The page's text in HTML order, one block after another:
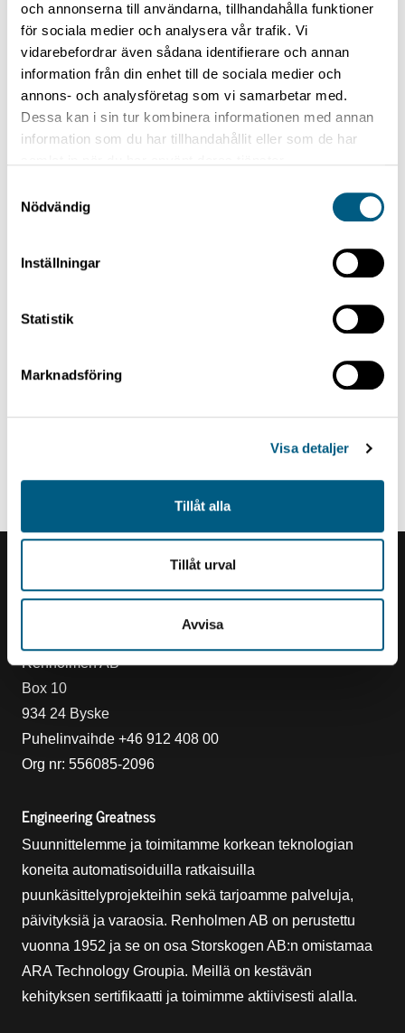
och annonserna till användarna, tillhandahålla funktioner
för sociala medier och analysera vår trafik. Vi
vidarebefordrar även sådana identifierare och annan
information från din enhet till de sociala medier och
annons- och analysföretag som vi samarbetar med.
Dessa kan i sin tur kombinera informationen med annan
information som du har tillhandahållit eller som de har
Nödvändig
Inställningar
Statistik
Marknadsföring
Visa detaljer
Tillåt alla
Tillåt urval
Avvisa
Apuhissi
Apuhissi
Apuhissi
Renholmen AB
Box 10
934 24 Byske
Puhelinvaihde +46 912 408 00
Org nr: 556085-2096
Engineering Greatness
Suunnittelemme ja toimitamme korkean teknologian
koneita automatisoiduilla ratkaisuilla
puunkäsittelyprojekteihin sekä tarjoamme palveluja,
päivityksiä ja varaosia. Renholmen AB on perustettu
vuonna 1952 ja se on osa Storskogen AB:n omistamaa
ARA Technology Groupia. Meillä on kestävän
kehityksen sertifikaatti ja toimimme aktiivisesti alalla.